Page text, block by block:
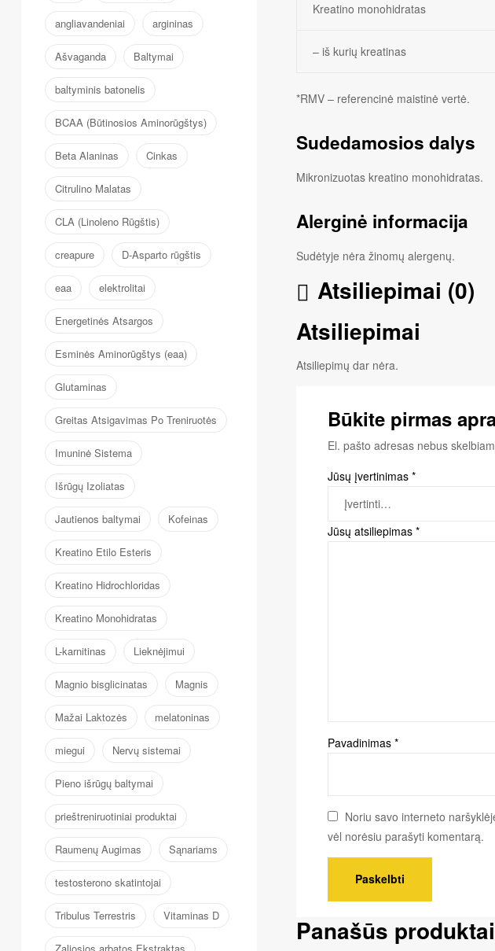
Kreatino monohidratas
– iš kurių kreatinas
*RMV – referencinė maistinė vertė.
Sudedamosios dalys
Mikronizuotas kreatino monohidratas.
Alerginė informacija
Sudėtyje nėra žinomų alergenų.
Atsiliepimai (0)
Atsiliepimai
Atsiliepimų dar nėra.
Būkite pirmas
El. pašto adresas nebus
Jūsų įvertinimas *
Jūsų atsiliepimas *
Pavadinimas *
Noriu savo interneto
vėl norėsiu parašyti komentarą.
Panašūs produktai
angliavandeniai argininas
Ašvaganda Baltymai
baltyminis batonelis
BCAA (Būtinosios Aminorūgštys)
Beta Alaninas Cinkas
Citrulino Malatas
CLA (Linoleno Rūgštis)
creapure D-Asparto rūgštis
eaa elektrolitai
Energetinės Atsargos
Esminės Aminorūgštys (eaa)
Glutaminas
Greitas Atsigavimas Po Treniruotės
Imuninė Sistema
Išrūgų Izoliatas
Jautienos baltymai Kofeinas
Kreatino Etilo Esteris
Kreatino Hidrochloridas
Kreatino Monohidratas
L-karnitinas Lieknėjimui
Magnio bisglicinatas Magnis
Mažai Laktozės melatoninas
miegui Nervų sistemai
Pieno išrūgų baltymai
prieštreniruotiniai produktai
Raumenų Augimas Sąnariams
testosterono skatintojai
Tribulus Terrestris Vitaminas D